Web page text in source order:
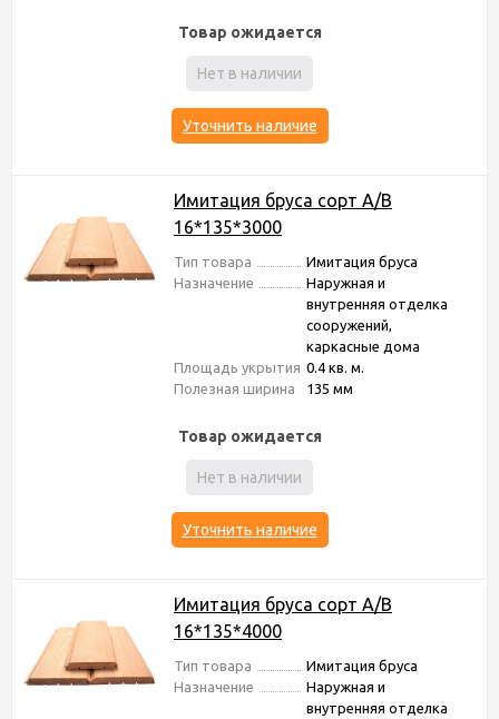
Товар ожидается
Нет в наличии
Уточнить наличие
Имитация бруса сорт А/В
16*135*3000
Тип товара
Имитация бруса
Назначение
Наружная и
внутренняя отделка
сооружений,
каркасные дома
Площадь укрытия 0.4 кв. м.
Полезная ширина
135 мм
Товар ожидается
Нет в наличии
Уточнить наличие
Имитация бруса сорт А/В
16*135*4000
Тип товара
Имитация бруса
Назначение
Наружная и
внутренняя отделка